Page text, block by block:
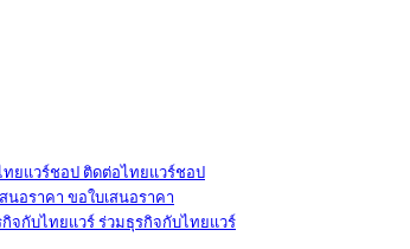
ติดต่อไทยแวร์ชอป
ขอใบเสนอราคา
ร่วมธุรกิจกับไทยแวร์